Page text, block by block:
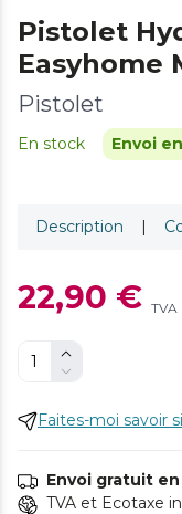
Pistolet
Easyhome
Pistolet
En stock Envoi
Description |
22,90 € TVA
Faites-moi savoir
Envoi gratuit en
TVA et Ecotaxe